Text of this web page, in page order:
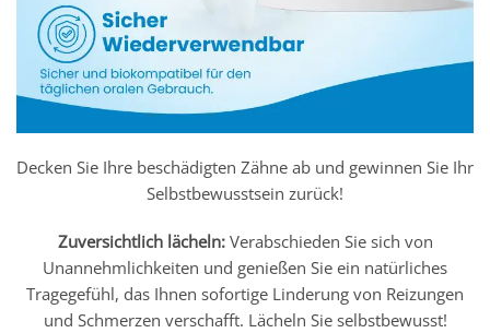
Decken Sie Ihre beschädigten Zähne ab und gewinnen Sie Ihr
Selbstbewusstsein zurück!
Zuversichtlich lächeln:Verabschieden Sie sich von
Unannehmlichkeiten und genießen Sie ein natürliches
Tragegefühl, das Ihnen sofortige Linderung von Reizungen
und Schmerzen verschafft. Lächeln Sie selbstbewusst!